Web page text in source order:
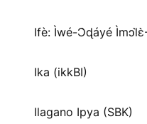
Ifè: Ìwé-Ɔ̀ɖáyé
Ika (ikkBI)
Ilagano Ipya (SBK)